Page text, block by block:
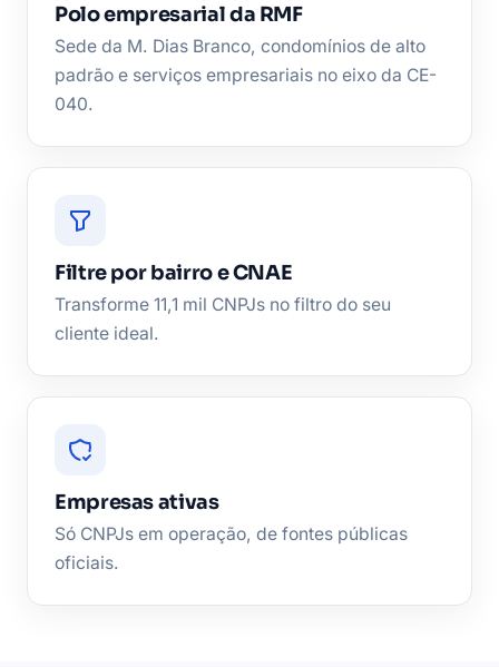
Polo empresarial da RMF
Sede da M. Dias Branco, condomínios de alto
padrão e serviços empresariais no eixo da CE-
040.
Filtre por bairro e CNAE
Transforme 11,1 mil CNPJs no filtro do seu
cliente ideal.
Empresas ativas
Só CNPJs em operação, de fontes públicas
oficiais.